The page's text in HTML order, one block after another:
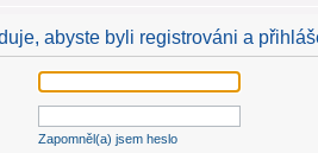
abyste byli registrováni a
Zapomněl(a) jsem heslo